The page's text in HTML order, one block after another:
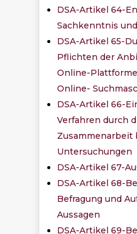
DSA-Artikel 64-
Sachkenntnis
DSA-Artikel 65-
Pflichten der
Online-
Online-
DSA-Artikel 66-
Verfahren durch
Zusammenarbeit
Untersuchungen
DSA-Artikel 67-
DSA-Artikel 68-
Befragung und
Aussagen
DSA-Artikel 69-